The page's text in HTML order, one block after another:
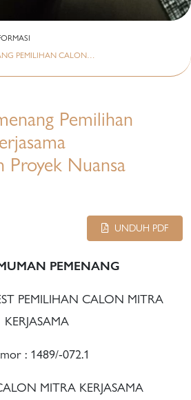
PEMILIHAN CALON…
Pemilihan
Proyek Nuansa
UNDUH PDF
PEMENANG
PEMILIHAN CALON MITRA
KERJASAMA
: 1489/-072.1
MITRA KERJASAMA